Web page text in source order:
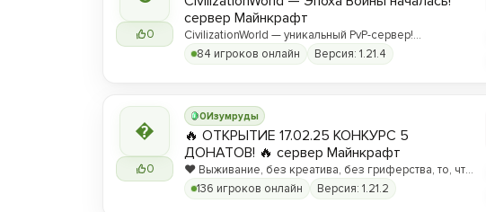
0
сервер Майнкрафт
CivilizationWorld — уникальный PvP-сервер!
Присоединяйся и стань частью эпического
противостояния между Альвами и Йотунами!
84 игроков онлайн Версия: 1.21.4

0
0Изумруды
🔥 ОТКРЫТИЕ 17.02.25 КОНКУРС 5
ДОНАТОВ! 🔥 сервер Майнкрафт
❤️ Выживание, без креатива, без гриферства, то, что
вы любите! ❤️
136 игроков онлайн Версия: 1.21.2